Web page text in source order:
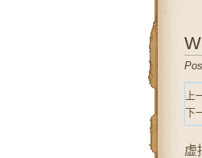
上
下
虚